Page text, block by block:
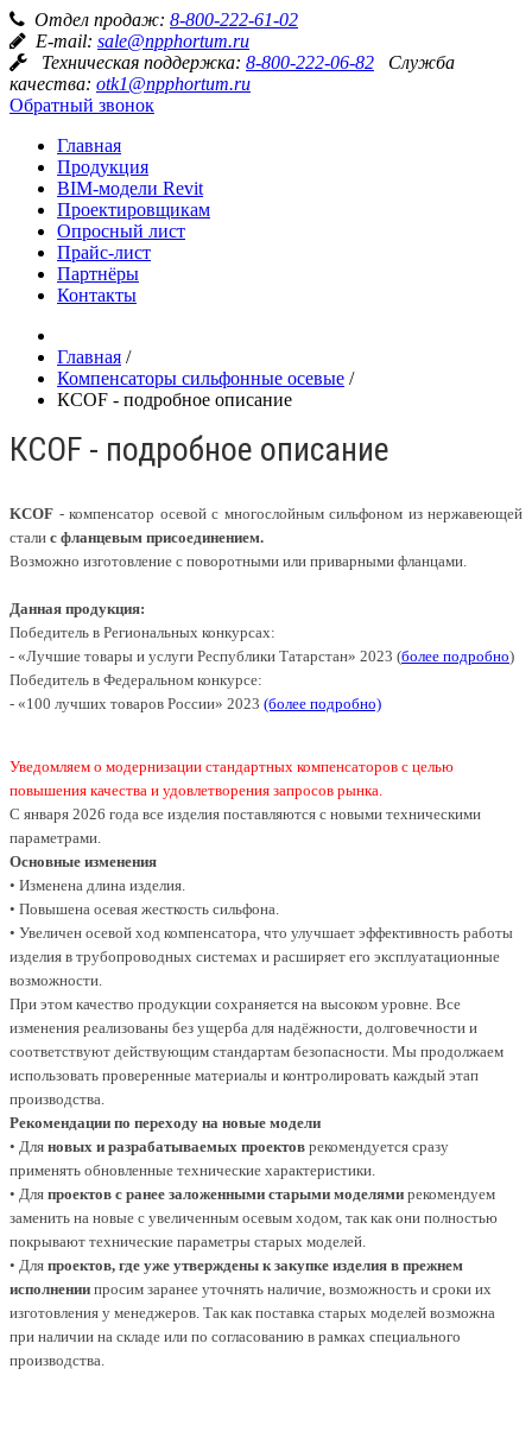
Отдел продаж: 8-800-222-61-02
E-mail: sale@npphortum.ru
Техническая поддержка: 8-800-222-06-82 Служба
качества: otk1@npphortum.ru
Обратный звонок
Главная
Продукция
BIM-модели Revit
Проектировщикам
Опросный лист
Прайс-лист
Партнёры
Контакты
Главная /
Компенсаторы сильфонные осевые /
КСОF - подробное описание
КСОF - подробное описание
KCOF - компенсатор осевой с многослойным сильфоном из нержавеющей
стали с фланцевым присоединением.
Возможно изготовление с поворотными или приварными фланцами.
Данная продукция:
Победитель в Региональных конкурсах:
- «Лучшие товары и услуги Республики Татарстан» 2023 (более подробно)
Победитель в Федеральном конкурсе:
- «100 лучших товаров России» 2023 (более подробно)
Уведомляем о модернизации стандартных компенсаторов с целью
повышения качества и удовлетворения запросов рынка.
С января 2026 года все изделия поставляются с новыми техническими
параметрами.
Основные изменения
• Изменена длина изделия.
• Повышена осевая жесткость сильфона.
• Увеличен осевой ход компенсатора, что улучшает эффективность работы
изделия в трубопроводных системах и расширяет его эксплуатационные
возможности.
При этом качество продукции сохраняется на высоком уровне. Все
изменения реализованы без ущерба для надёжности, долговечности и
соответствуют действующим стандартам безопасности. Мы продолжаем
использовать проверенные материалы и контролировать каждый этап
производства.
Рекомендации по переходу на новые модели
• Для новых и разрабатываемых проектов рекомендуется сразу
применять обновленные технические характеристики.
• Для проектов с ранее заложенными старыми моделями рекомендуем
заменить на новые с увеличенным осевым ходом, так как они полностью
покрывают технические параметры старых моделей.
• Для проектов, где уже утверждены к закупке изделия в прежнем
исполнении просим заранее уточнять наличие, возможность и сроки их
изготовления у менеджеров. Так как поставка старых моделей возможна
при наличии на складе или по согласованию в рамках специального
производства.